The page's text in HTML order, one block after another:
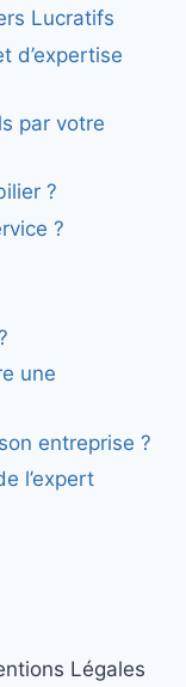
Lucratifs
d’expertise
par votre
?
?
une
entreprise ?
l’expert
Légales